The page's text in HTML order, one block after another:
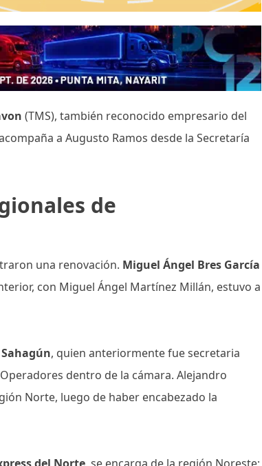
(TMS), también reconocido empresario del
a Augusto Ramos desde la Secretaría
de
una renovación. Miguel Ángel Bres García
con Miguel Ángel Martínez Millán, estuvo a
, quien anteriormente fue secretaria
dentro de la cámara. Alejandro
Norte, luego de haber encabezado la